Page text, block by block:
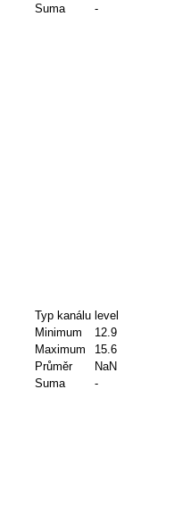
Suma
-
Typ kanálu level
Minimum
12.9
Maximum
15.6
Průměr
NaN
Suma
-